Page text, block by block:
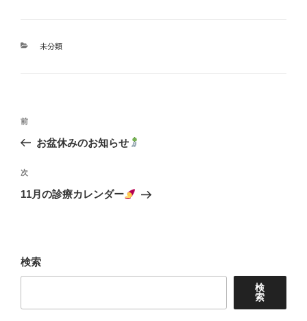
カ
未分類
投
稿
ビ
シ
ン
前
の
稿
前
お盆休みのお知らせ
次
の
次
11月の診療カレンダー
検索
検
索